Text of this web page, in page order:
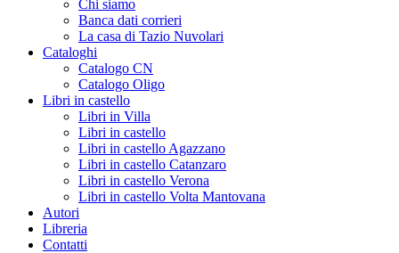
Chi siamo
Banca dati corrieri
La casa di Tazio Nuvolari
Cataloghi
Catalogo CN
Catalogo Oligo
Libri in castello
Libri in Villa
Libri in castello
Libri in castello Agazzano
Libri in castello Catanzaro
Libri in castello Verona
Libri in castello Volta Mantovana
Autori
Libreria
Contatti